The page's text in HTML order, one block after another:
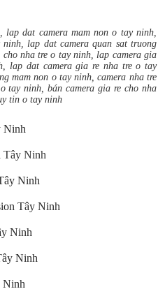
lap dat camera mam non o tay ninh,
lap dat camera quan sat truong
nha tre o tay ninh, lap camera gia
lap dat camera gia re nha tre o tay
mam non o tay ninh, camera nha tre
tay ninh, bán camera gia re cho nha
tin o tay ninh
Ninh
Tây Ninh
Ninh
Tây Ninh
Ninh
Ninh
Ninh